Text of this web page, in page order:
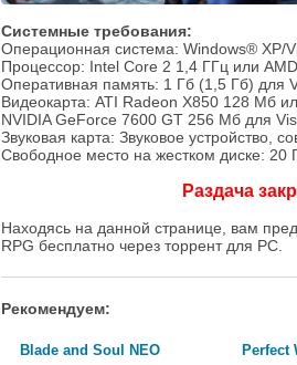
Системные требования:
Операционная система: Windows® XP/
Процессор: Intel Core 2 1,4 ГГц или
Оперативная память: 1 Гб (1,5 Гб) для
Видеокарта: ATI Radeon X850 128 Мб
NVIDIA GeForce 7600 GT 256 Мб для
Звуковая карта: Звуковое устройство,
Свободное место на жестком диске: 20
Раздача
Находясь на данной странице, вам
RPG бесплатно через торрент для PC.
Рекомендуем:
Blade and Soul NEO Perfect